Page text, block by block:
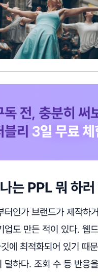
는 PPL 뭐 하
터인가 브랜드가 제작하
업도 만든 적이 있다. 웹
에 최적화되어 있기 때
덜하다. 조회 수 등 반응